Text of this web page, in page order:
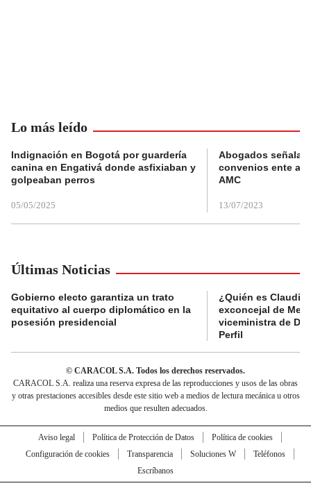
Lo más leído
Indignación en Bogotá por guardería
canina en Engativá donde asfixiaban y
golpeaban perros
05/05/2025
Abogados
convenios ente
AMC
13/07/2023
Últimas Noticias
Gobierno electo garantiza un trato
equitativo al cuerpo diplomático en la
posesión presidencial
¿Quién es Claudia
exconcejal de
viceministra de
Perfil
© CARACOL S.A. Todos los derechos reservados.
CARACOL S.A. realiza una reserva expresa de las reproducciones y usos de las obras
y otras prestaciones accesibles desde este sitio web a medios de lectura mecánica u otros
medios que resulten adecuados.
Aviso legal Política de Protección de Datos
Política de cookies
Configuración de cookies
Transparencia Soluciones W
Teléfonos
Escríbanos